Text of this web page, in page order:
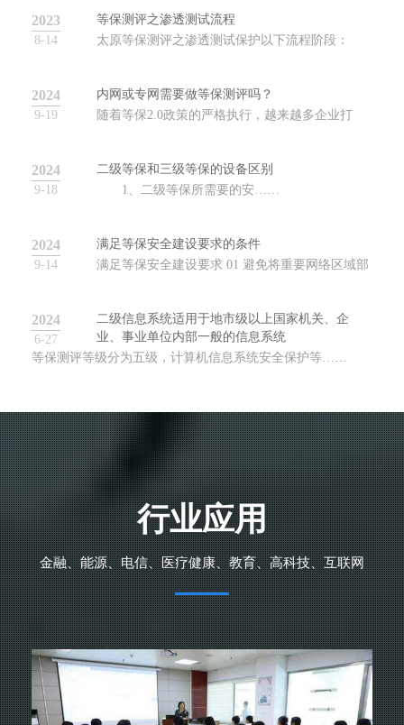
2023
8-14
等保测评之渗透测试流程
太原等保测评之渗透测试保护以下流程阶段：
2024
9-19
内网或专网需要做等保测评吗？
随着等保2.0政策的严格执行，越来越多企业打
2024
9-18
二级等保和三级等保的设备区别
1、二级等保所需要的安……
2024
9-14
满足等保安全建设要求的条件
满足等保安全建设要求 01 避免将重要网络区域部
2024
6-27
二级信息系统适用于地市级以上国家机关、企
业、事业单位内部一般的信息系统
等保测评等级分为五级，计算机信息系统安全保护等……
行业应用
金融、能源、电信、医疗健康、教育、高科技、互联网